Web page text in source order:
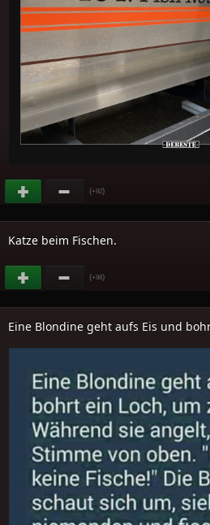
(+92)
Katze beim Fischen.
(+98)
Eine Blondine geht aufs Eis und